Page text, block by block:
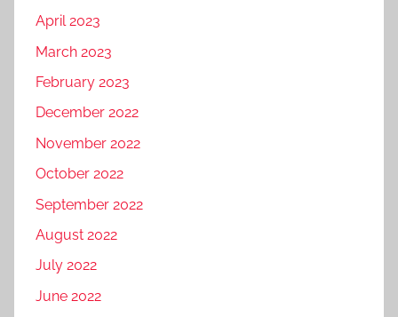
April 2023
March 2023
February 2023
December 2022
November 2022
October 2022
September 2022
August 2022
July 2022
June 2022